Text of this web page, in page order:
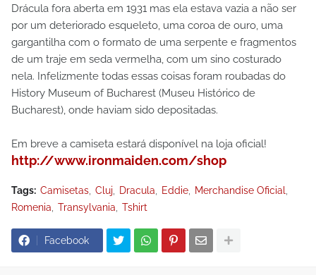
Drácula fora aberta em 1931 mas ela estava vazia a não ser
por um deteriorado esqueleto, uma coroa de ouro, uma
gargantilha com o formato de uma serpente e fragmentos
de um traje em seda vermelha, com um sino costurado
nela. Infelizmente todas essas coisas foram roubadas do
History Museum of Bucharest (Museu Histórico de
Bucharest), onde haviam sido depositadas.
Em breve a camiseta estará disponível na loja oficial!
http://www.ironmaiden.com/shop
Tags: Camisetas Cluj Dracula Eddie
Merchandise Oficial
Romenia
Transylvania Tshirt
Facebook